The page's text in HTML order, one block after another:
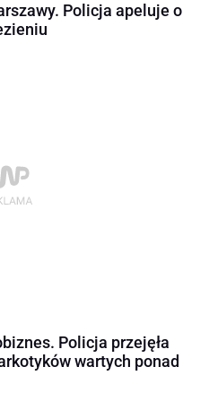
Policja apeluje o
Policja przejęła
wartych ponad